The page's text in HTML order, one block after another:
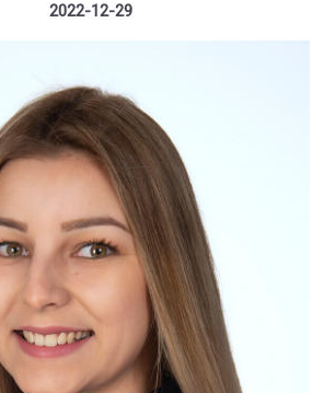
2022-12-29